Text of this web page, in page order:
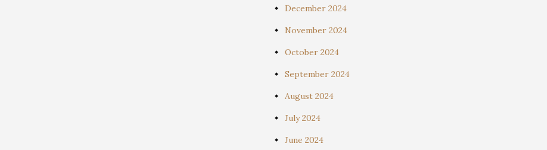
December 2024
November 2024
October 2024
September 2024
August 2024
July 2024
June 2024